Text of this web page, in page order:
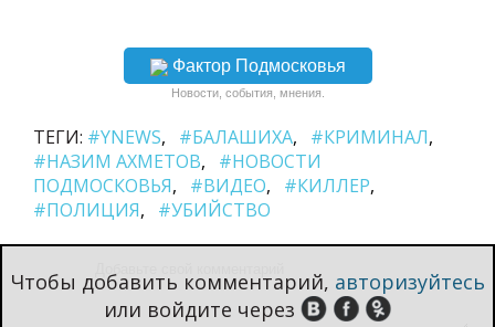
Фактор Подмосковья
Новости, события, мнения.
ТЕГИ: #YNEWS #БАЛАШИХА
#КРИМИНАЛ
#НАЗИМ АХМЕТОВ
#НОВОСТИ
ПОДМОСКОВЬЯ
#ВИДЕО
#КИЛЛЕР
#ПОЛИЦИЯ
#УБИЙСТВО
Чтобы добавить комментарий, авторизуйтесь
или войдите через